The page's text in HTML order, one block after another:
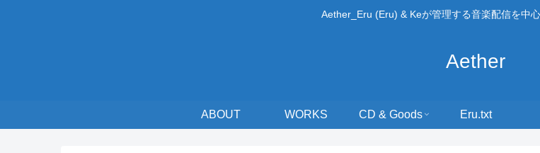
Aether_Eru (Eru) & Keが管理する音楽配信を中
Aether
ABOUT WORKS CD & Goods Eru.txt